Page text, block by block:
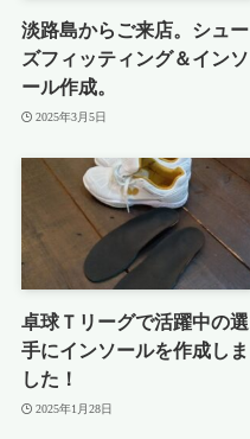
淡路島からご来店。シュー
ズフィッティング＆インソ
ール作成。
2025年3月5日
卓球Ｔリーグで活躍中の選
手にインソールを作成しま
した！
2025年1月28日